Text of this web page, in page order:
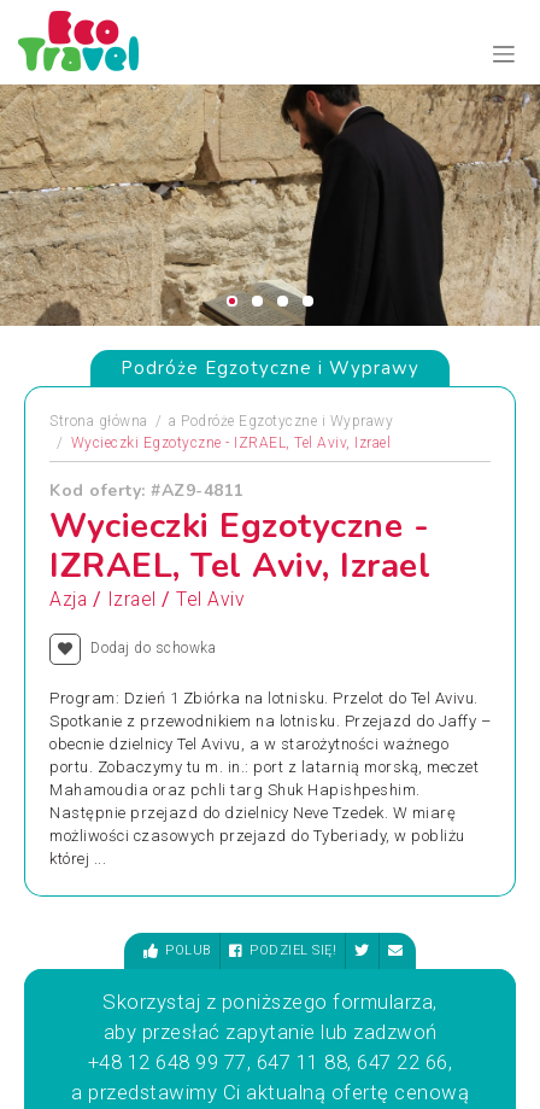
Podróże Egzotyczne i Wyprawy
Strona główna a Podróże Egzotyczne i Wyprawy
Wycieczki Egzotyczne - IZRAEL, Tel Aviv, Izrael
Kod oferty: #AZ9-4811
Wycieczki Egzotyczne -
IZRAEL, Tel Aviv, Izrael
Azja / Izrael / Tel Aviv
Dodaj do schowka
Program: Dzień 1 Zbiórka na lotnisku. Przelot do Tel Avivu.
Spotkanie z przewodnikiem na lotnisku. Przejazd do Jaffy –
obecnie dzielnicy Tel Avivu, a w starożytności ważnego
portu. Zobaczymy tu m. in.: port z latarnią morską, meczet
Mahamoudia oraz pchli targ Shuk Hapishpeshim.
Następnie przejazd do dzielnicy Neve Tzedek. W miarę
możliwości czasowych przejazd do Tyberiady, w pobliżu
której ...
POLUB PODZIEL SIĘ!
Skorzystaj z poniższego formularza,
aby przesłać zapytanie lub zadzwoń
+48 12 648 99 77, 647 11 88, 647 22 66,
a przedstawimy Ci aktualną ofertę cenową